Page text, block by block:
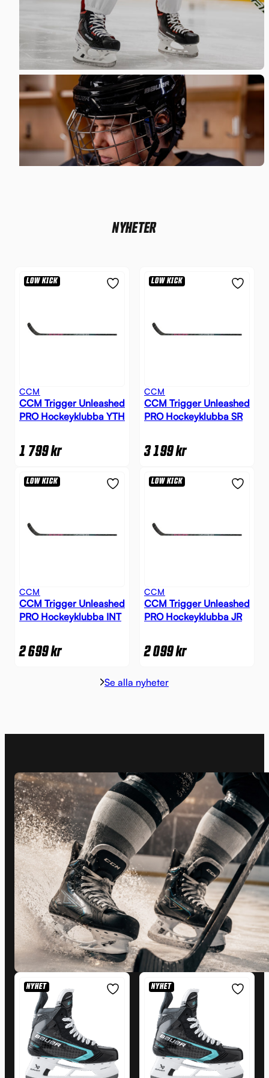
SKRIDSKOR
HOCKEYHJÄLMAR
NYHETER
LOW KICK
CCM
CCM Trigger Unleashed
PRO Hockeyklubba YTH
1 799kr
LOW KICK
CCM
CCM Trigger Unleashed
PRO Hockeyklubba SR
3 199kr
LOW KICK
CCM
CCM Trigger Unleashed
PRO Hockeyklubba INT
2 699kr
LOW KICK
CCM
CCM Trigger Unleashed
PRO Hockeyklubba JR
2 099kr
Se alla nyheter
SÄSONGENS
VASSASTE NYHETER
VIZION · SUPREME FUSE · ALPHA PRO
NYHET NYHET